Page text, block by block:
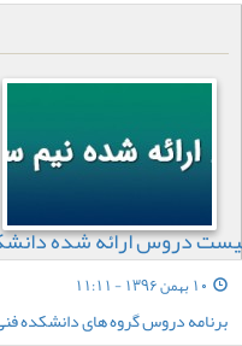
دروس ارائه شده
برنامه دروس گروه های دانشکده